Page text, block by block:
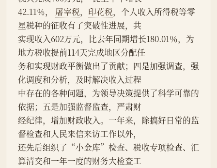
42.11％， 屠宰税， 印花税，个人收入所得税等零
星税种的征收有了突破性进展，共
实现收入602万元，比去年同期增长180.01％，为
地方税收提前114天完成地区分配任
务和实现财政平衡做出了贡献；四是加强调查，强
化调度和分析，及时解决收入过程
中存在的各种问题，为领导决策提供了科学可靠的
依据；五是加强监督监查，严肃财
经纪律，增加财政收入。一年来，除搞好日常的监
督检查和人民来信来访工作以外，
还先后组织了“小金库”检查、税收专项检查、汇
算清交和一年一度的财务大检查工